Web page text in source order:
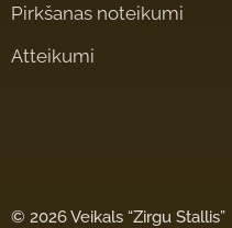
Pirkšanas noteikumi
Atteikumi
© 2026 Veikals “Zirgu